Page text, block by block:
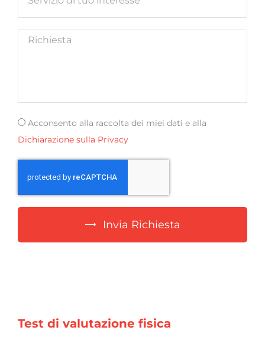
Acconsento alla raccolta dei miei dati e alla
Dichiarazione sulla Privacy
Invia Richiesta
Test di valutazione fisica